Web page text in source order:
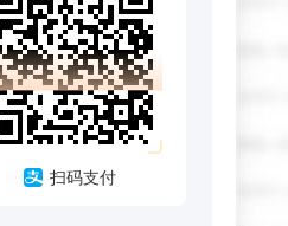
扫码支付